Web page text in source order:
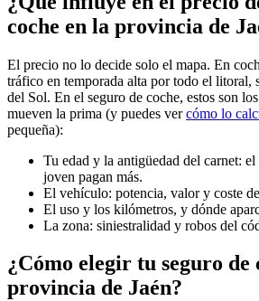
coche en la provincia de
El precio no lo decide solo el mapa. En
tráfico en temporada alta por todo el litoral,
del Sol. En el seguro de coche, estos son
mueven la prima (y puedes vercómo lo
pequeña):
Tu edad y la antigüedad del carnet:
joven pagan más.
El vehículo: potencia, valor y coste
El uso y los kilómetros, y dónde
La zona: siniestralidad y robos del
¿Cómo elegir tu seguro de
provincia de Jaén?